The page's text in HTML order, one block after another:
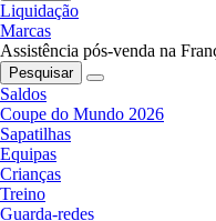
Liquidação
Marcas
Assistência pós-venda na
Pesquisar
Saldos
Coupe do Mundo 2026
Sapatilhas
Equipas
Crianças
Treino
Guarda-redes